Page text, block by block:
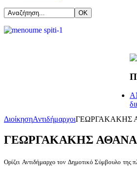
ΔιοίκησηΑντιδήμαρχοιΓΕΩΡΓΑΚΑΚΗΣ
ΓΕΩΡΓΑΚΑΚΗΣ
Ορίζει Αντιδήμαρχο τον Δημοτικό Σύμβουλο της